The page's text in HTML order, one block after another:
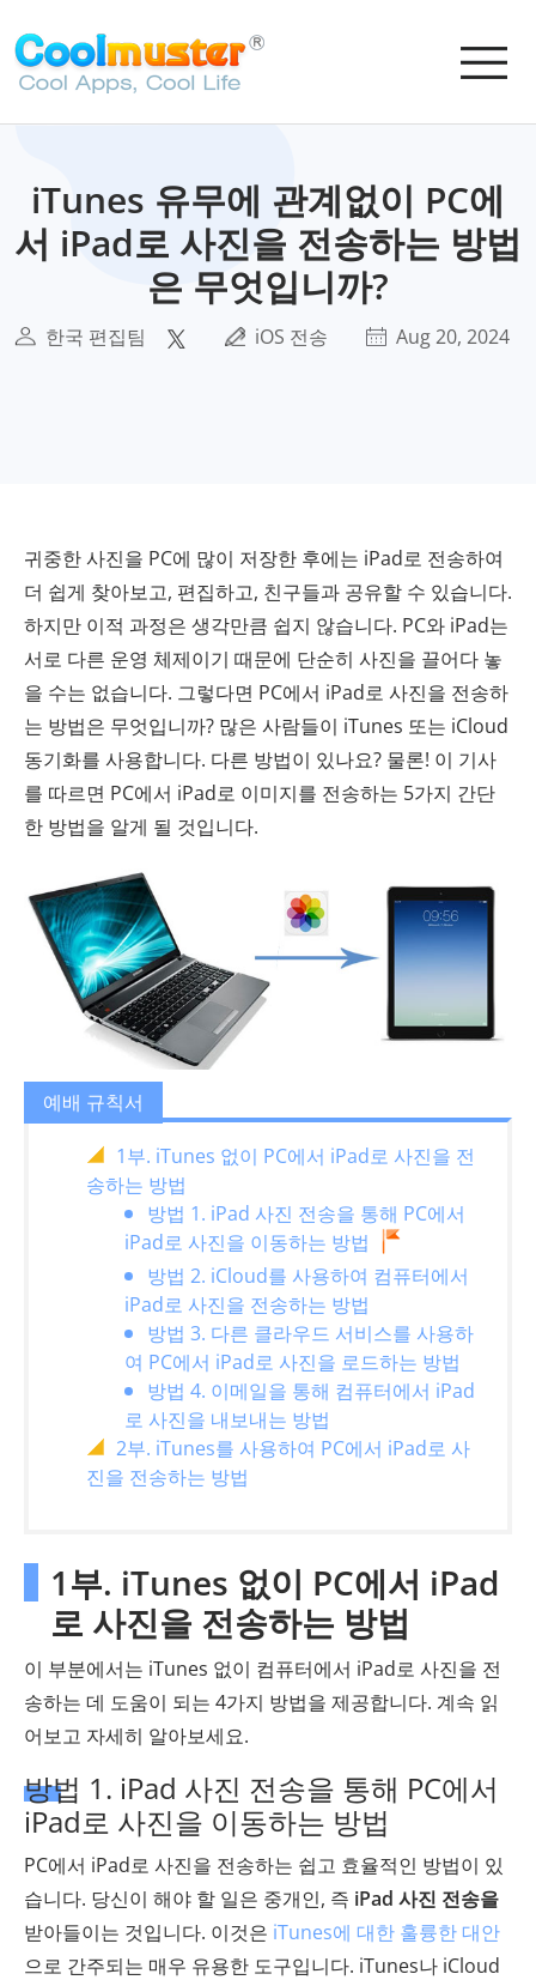
iTunes 유무에 관계없이 PC에
서 iPad로 사진을 전송하는 방법
은 무엇입니까?
한국 편집팀 iOS 전송 Aug 20, 2024
귀중한 사진을 PC에 많이 저장한 후에는 iPad로 전송하여
더 쉽게 찾아보고, 편집하고, 친구들과 공유할 수 있습니다.
하지만 이적 과정은 생각만큼 쉽지 않습니다. PC와 iPad는
서로 다른 운영 체제이기 때문에 단순히 사진을 끌어다 놓
을 수는 없습니다. 그렇다면 PC에서 iPad로 사진을 전송하
는 방법은 무엇입니까? 많은 사람들이 iTunes 또는 iCloud
동기화를 사용합니다. 다른 방법이 있나요? 물론! 이 기사
를 따르면 PC에서 iPad로 이미지를 전송하는 5가지 간단
한 방법을 알게 될 것입니다.
예배 규칙서
1부. iTunes 없이 PC에서 iPad로 사진을 전
송하는 방법
방법 1. iPad 사진 전송을 통해 PC에서
iPad로 사진을 이동하는 방법
방법 2. iCloud를 사용하여 컴퓨터에서
iPad로 사진을 전송하는 방법
방법 3. 다른 클라우드 서비스를 사용하
여 PC에서 iPad로 사진을 로드하는 방법
방법 4. 이메일을 통해 컴퓨터에서 iPad
로 사진을 내보내는 방법
2부. iTunes를 사용하여 PC에서 iPad로 사
진을 전송하는 방법
1부. iTunes 없이 PC에서 iPad
로 사진을 전송하는 방법
이 부분에서는 iTunes 없이 컴퓨터에서 iPad로 사진을 전
송하는 데 도움이 되는 4가지 방법을 제공합니다. 계속 읽
어보고 자세히 알아보세요.
방법 1. iPad 사진 전송을 통해 PC에서
iPad로 사진을 이동하는 방법
PC에서 iPad로 사진을 전송하는 쉽고 효율적인 방법이 있
습니다. 당신이 해야 할 일은 중개인, 즉 iPad 사진 전송을
받아들이는 것입니다. 이것은 iTunes에 대한 훌륭한 대안
으로 간주되는 매우 유용한 도구입니다. iTunes나 iCloud